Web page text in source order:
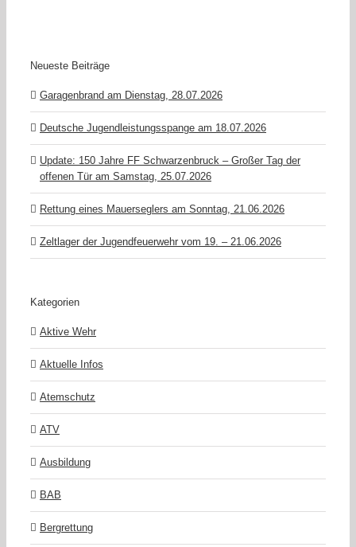
Neueste Beiträge
Garagenbrand am Dienstag, 28.07.2026
Deutsche Jugendleistungsspange am 18.07.2026
Update: 150 Jahre FF Schwarzenbruck – Großer Tag der
offenen Tür am Samstag, 25.07.2026
Rettung eines Mauerseglers am Sonntag, 21.06.2026
Zeltlager der Jugendfeuerwehr vom 19. – 21.06.2026
Kategorien
Aktive Wehr
Aktuelle Infos
Atemschutz
ATV
Ausbildung
BAB
Bergrettung